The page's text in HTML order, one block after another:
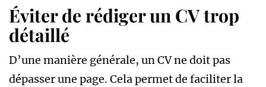
Éviter de rédiger un CV trop
détaillé
D’une manière générale, un CV ne doit pas
dépasser une page. Cela permet de faciliter la